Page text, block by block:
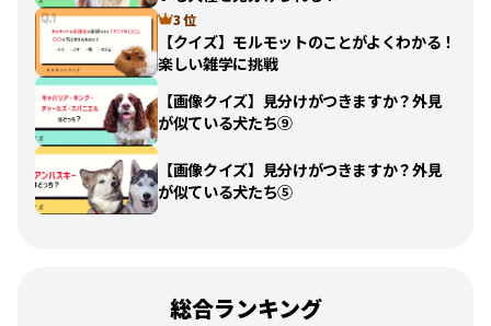
3 位
【クイズ】モルモットのことがよくわかる！
楽しい雑学に挑戦
【画像クイズ】見分けがつきますか？外見
が似ている犬たち⑨
【画像クイズ】見分けがつきますか？外見
が似ている犬たち⑤
総合ランキング